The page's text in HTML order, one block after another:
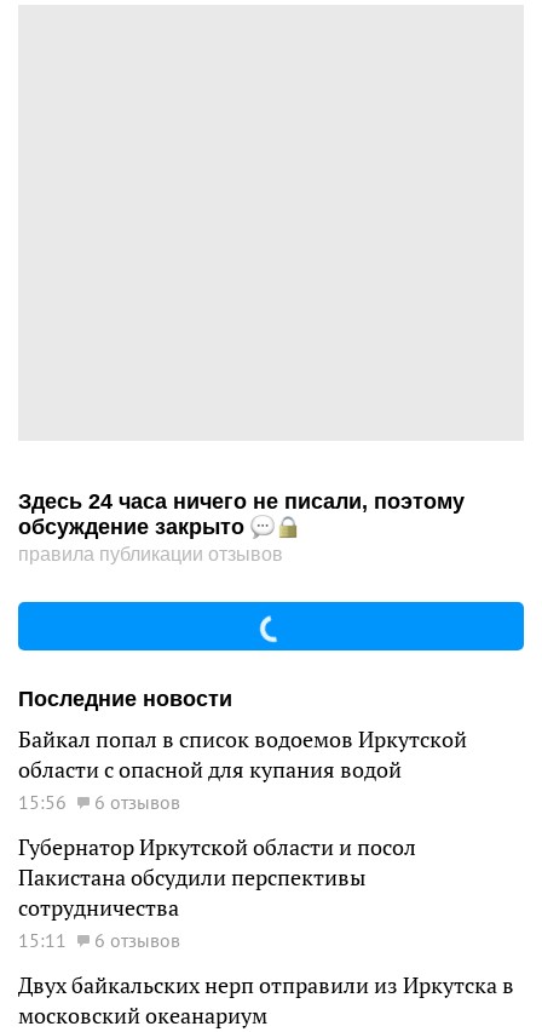
Здесь 24 часа ничего не писали, поэтому
обсуждение закрыто
правила публикации отзывов
Последние новости
Байкал попал в список водоемов Иркутской
области с опасной для купания водой
15:56 6 отзывов
Губернатор Иркутской области и посол
Пакистана обсудили перспективы
сотрудничества
15:11 6 отзывов
Двух байкальских нерп отправили из Иркутска в
московский океанариум